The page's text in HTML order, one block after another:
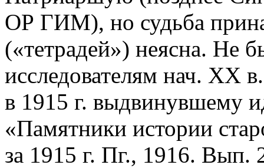
ОР ГИМ), но судьба
(«тетрадей») неясна. Не
исследователям нач. XX
в 1915 г. выдвинувшему
«Памятники истории
за 1915 г. Пг., 1916. Вып.